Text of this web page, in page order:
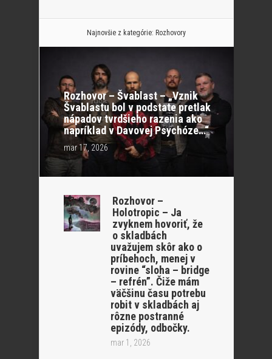
Najnovšie z kategórie: Rozhovory
Rozhovor – Švablast – „Vznik
Švablastu bol v podstate pretlak
nápadov tvrdšieho razenia ako
napríklad v Davovej Psychóze…“
mar 17, 2026
Rozhovor –
Holotropic – Ja
zvyknem hovoriť, že
o skladbách
uvažujem skôr ako o
príbehoch, menej v
rovine “sloha – bridge
– refrén”. Čiže mám
väčšinu času potrebu
robit v skladbách aj
rôzne postranné
epizódy, odbočky.
mar 1, 2026